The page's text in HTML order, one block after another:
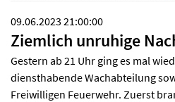
09.06.2023 21:00:00
Ziemlich unruhige
Gestern ab 21 Uhr ging es mal
diensthabende Wachabteilung
Freiwilligen Feuerwehr. Zuerst